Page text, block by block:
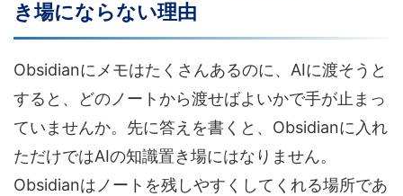
き場にならない理由
Obsidianにメモはたくさんあるのに、AIに渡そうと
すると、どのノートから渡せばよいかで手が止まっ
ていませんか。先に答えを書くと、Obsidianに入れ
ただけではAIの知識置き場にはなりません。
Obsidianはノートを残しやすくしてくれる場所であ